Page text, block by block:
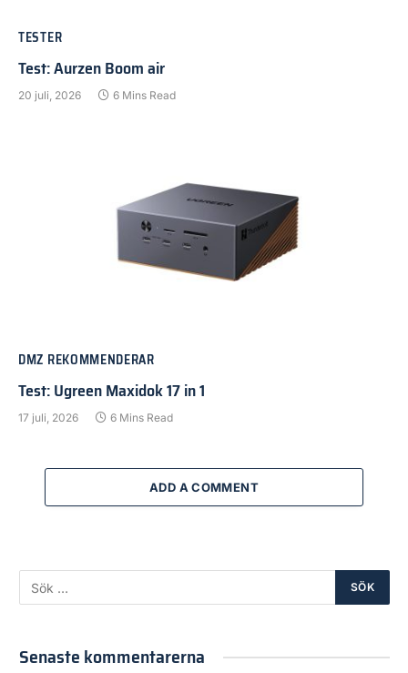
TESTER
Test: Aurzen Boom air
20 juli, 2026 6 Mins Read
DMZ REKOMMENDERAR
Test: Ugreen Maxidok 17 in 1
17 juli, 2026 6 Mins Read
ADD A COMMENT
Senaste kommentarerna